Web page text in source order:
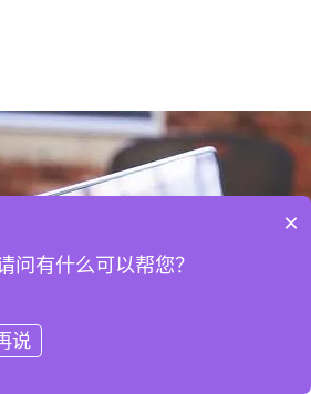
×
问有什么可以帮您？
说